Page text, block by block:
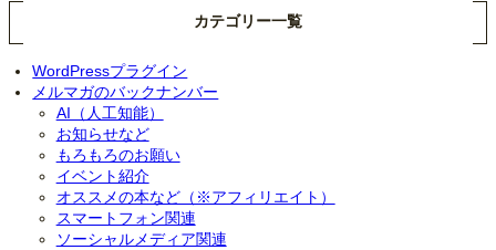
カテゴリー一覧
WordPressプラグイン
メルマガのバックナンバー
AI（人工知能）
お知らせなど
もろもろのお願い
イベント紹介
オススメの本など（※アフィリエイト）
スマートフォン関連
ソーシャルメディア関連